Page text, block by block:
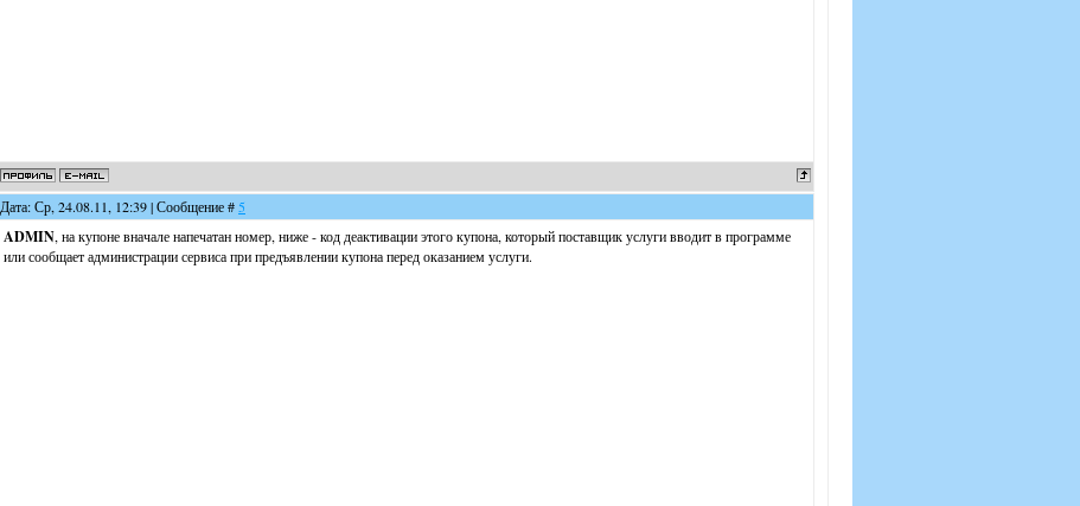
Дата: Ср, 24.08.11, 12:39 | Сообщение # 5
ADMIN, на купоне вначале напечатан номер, ниже - код деактивации этого купона, который поставщик услуги вводит в программе
или сообщает администрации сервиса при предъявлении купона перед оказанием услуги.